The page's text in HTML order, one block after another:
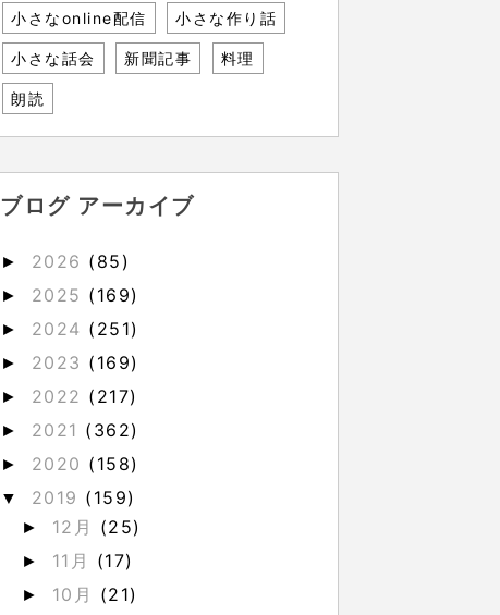
小さなonline配信 小さな作り話
小さな話会 新聞記事 料理
朗読
ブログ アーカイブ
► 2026 (85)
► 2025 (169)
► 2024 (251)
► 2023 (169)
► 2022 (217)
► 2021 (362)
► 2020 (158)
▼ 2019 (159)
► 12月 (25)
► 11月 (17)
► 10月 (21)